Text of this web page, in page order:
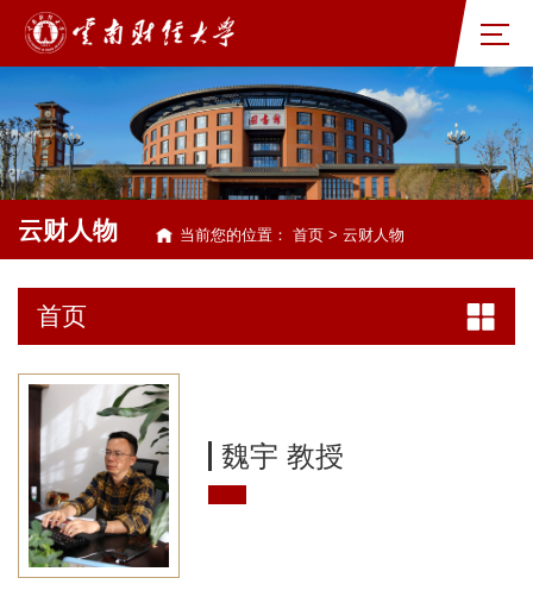
云财人物 当前您的位置： 首页 > 云财人物
首页
魏宇 教授